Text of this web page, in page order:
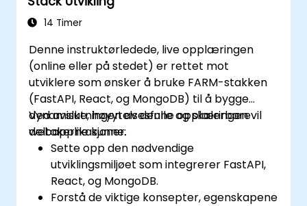
biblioteker for Python programmering.
14 Timer
Denne instruktørledede, live opplæringen
(online eller på stedet) er rettet mot
utviklere som ønsker å bruke FARM-stakken
(FastAPI, React, og MongoDB) til å bygge
dynamiske, høyytelsesfulle og skalerbare
webapplikasjoner.
Ved avslutningen av denne opplæringen vil
deltakerne kunne:
Sette opp den nødvendige
utviklingsmiljøet som integrerer FastAPI,
React, og MongoDB.
Forstå de viktige konsepter, egenskapene